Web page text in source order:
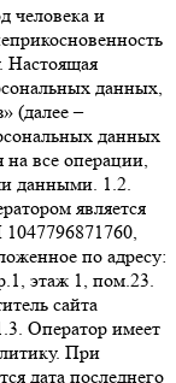
человека и
Настоящая
данных,
(далее –
данных
на все операции,
данными. 1.2.
является
по адресу:
этаж 1, пом.23.
сайта
Оператор имеет
При
дата последнего